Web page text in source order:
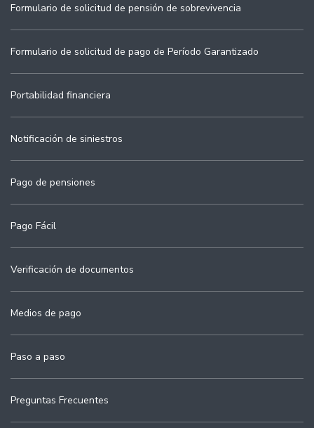
Formulario de solicitud de pensión de sobrevivencia
Formulario de solicitud de pago de Período Garantizado
Portabilidad financiera
Notificación de siniestros
Pago de pensiones
Pago Fácil
Verificación de documentos
Medios de pago
Paso a paso
Preguntas Frecuentes